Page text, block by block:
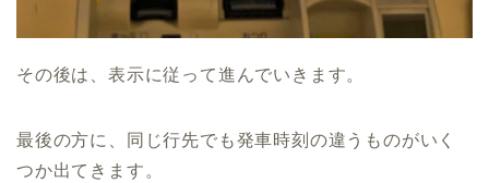
その後は、表示に従って進んでいきます。
最後の方に、同じ行先でも発車時刻の違うものがいく
つか出てきます。